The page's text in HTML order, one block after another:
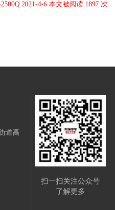
2021-4-6 本文被阅读 1897 次
道高
扫一扫关注公众号
了解更多